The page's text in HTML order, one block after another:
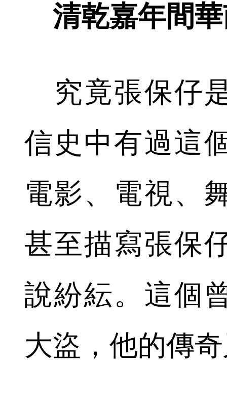
清乾嘉年間
究竟張保仔
信史中有過這
電影、電視、
甚至描寫張保
說紛紜。這個
大盜，他的傳